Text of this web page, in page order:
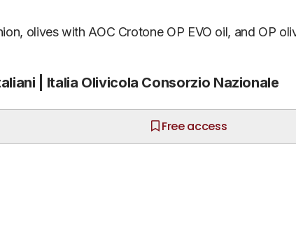
olives with AOC Crotone OP EVO oil, and OP
| Italia Olivicola Consorzio Nazionale
Free access